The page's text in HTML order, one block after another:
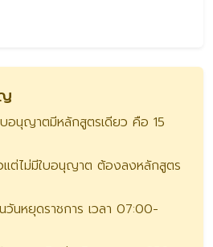
อนุญาตมีหลักสูตรเดียว คือ 15
ต่ไม่มีใบอนุญาต ต้องลงหลักสูตร
วันหยุดราชการ เวลา 07:00-